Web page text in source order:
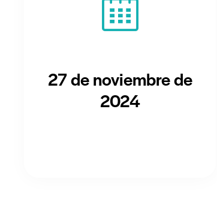
27 de noviembre de
2024